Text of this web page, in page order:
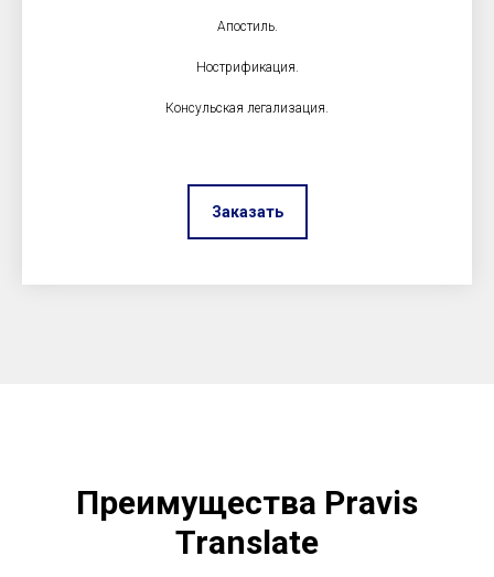
Апостиль.
Нострификация.
Консульская легализация.
Заказать
Преимущества Pravis
Translate